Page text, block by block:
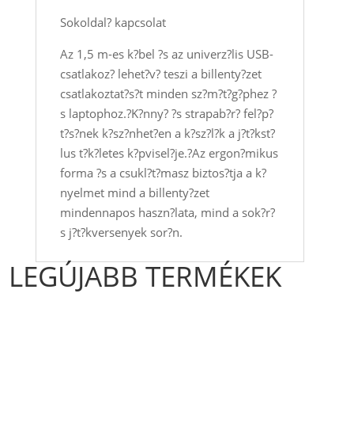
Sokoldal? kapcsolat
Az 1,5 m-es k?bel ?s az univerz?lis USB-
csatlakoz? lehet?v? teszi a billenty?zet
csatlakoztat?s?t minden sz?m?t?g?phez ?
s laptophoz.?K?nny? ?s strapab?r? fel?p?
t?s?nek k?sz?nhet?en a k?sz?l?k a j?t?kst?
lus t?k?letes k?pvisel?je.?Az ergon?mikus
forma ?s a csukl?t?masz biztos?tja a k?
nyelmet mind a billenty?zet
mindennapos haszn?lata, mind a sok?r?
s j?t?kversenyek sor?n.
LEGÚJABB TERMÉKEK